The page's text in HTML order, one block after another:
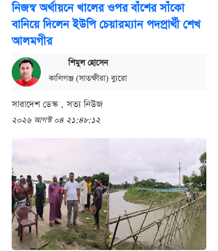
নিজস্ব অর্থায়নে খালের ওপর বাঁশের সাঁকো
বানিয়ে দিলেন ইউপি চেয়ারম্যান পদপ্রার্থী শেখ
আলমগীর
শিমুল হোসেন
কালিগঞ্জ (সাতক্ষীরা) ব্যুরো
সারাদেশ ডেস্ক . সত্য নিউজ
২০২৬ আগস্ট ০৪ ২১:৪৮:১২